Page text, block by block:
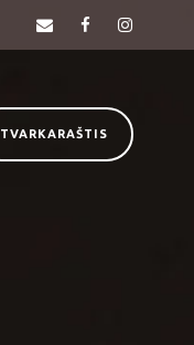
TVARKARAŠTIS